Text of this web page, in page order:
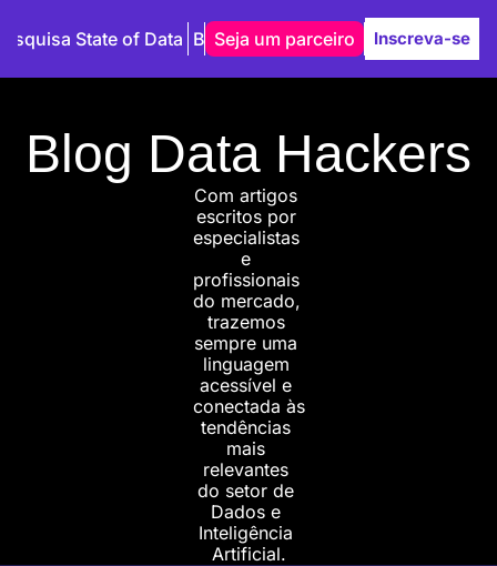
State of Data Blog Autores
Seja um parceiro Inscreva-se
Blog Data Hackers
Com artigos
escritos por
especialistas
e
profissionais
do mercado,
trazemos
sempre uma
linguagem
acessível e
conectada às
tendências
mais
relevantes
do setor de
Dados e
Inteligência
Artificial.